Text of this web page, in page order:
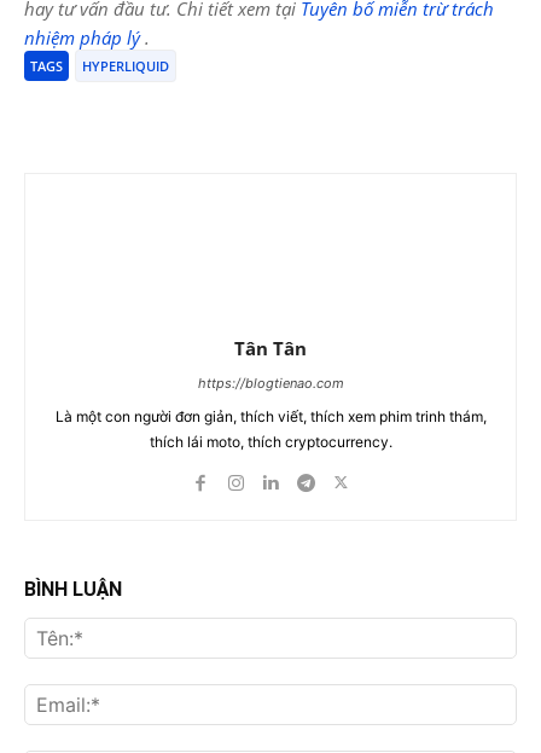
hay tư vấn đầu tư. Chi tiết xem tại Tuyên bố miễn trừ trách
nhiệm pháp lý.
TAGS HYPERLIQUID
Tân Tân
https://blogtienao.com
Là một con người đơn giản, thích viết, thích xem phim trinh thám,
thích lái moto, thích cryptocurrency.
BÌNH LUẬN